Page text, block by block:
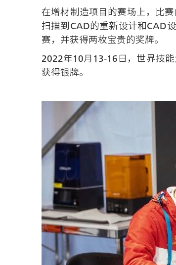
在增材制造项目的赛场上，比
扫描到CAD的重新设计和CAD
赛，并获得两枚宝贵的奖牌。
2022年10月13-16日，世界技
获得银牌。